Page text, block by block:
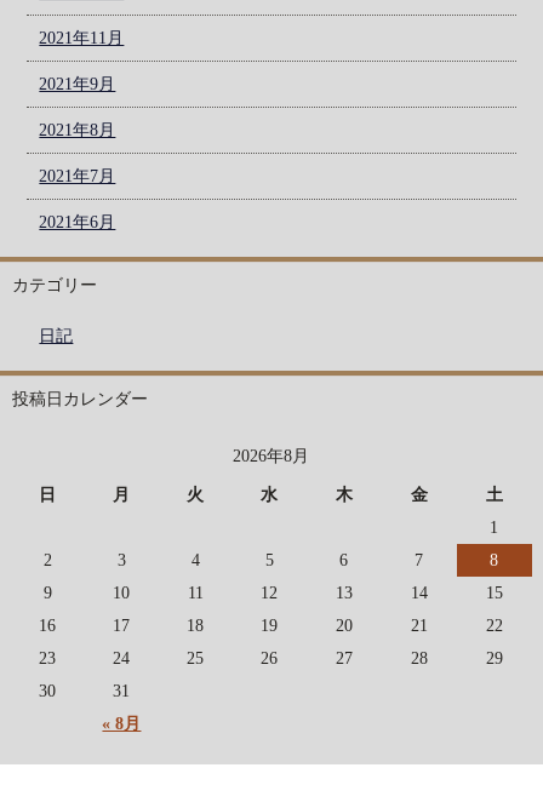
2021年11月
2021年9月
2021年8月
2021年7月
2021年6月
カテゴリー
日記
投稿日カレンダー
2026年8月
日 月 火 水 木 金 土
« 8月
1
2
3 4 5 6 7
8
9
10 11 12 13 14
15
16
17 18 19 20 21
22
23
24 25 26 27 28
29
30
31